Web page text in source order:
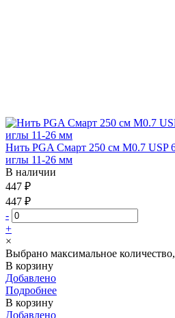
Нить PGA Смарт 250 см М0.7 USP
иглы 11-26 мм
В наличии
447 ₽
447 ₽
-
+
×
Выбрано максимальное количество,
В корзину
Добавлено
Подробнее
В корзину
Добавлено